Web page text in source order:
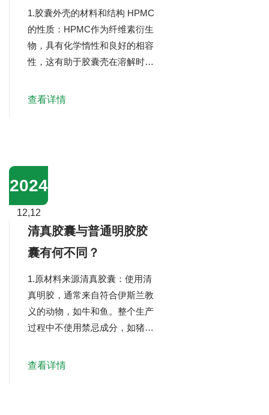
1.胶囊外壳的材料和结构 HPMC
的性质：HPMC作为纤维素衍生
物，具有化学惰性和良好的相容
性，这有助于胶囊壳在溶解时保
的HPMC可能会影响胶囊的溶解
的溶解。 2.储存条件 温度和湿
度：HPMC中空胶囊在指定包装
中的含水量在长期储...
查看详情
2024
12,12
清真胶囊与普通明胶胶
囊有何不同？
1.原材料来源清真胶囊：使用清
真明胶，通常来自符合伊斯兰教
义的动物，如牛和鱼。整个生产
过程中不使用禁忌成分，如猪肉
胶胶囊：通常使用猪肉明胶或其
查看详情